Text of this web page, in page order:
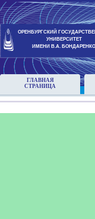
ОРЕНБУРГСКИЙ
УНИВЕРСИТЕТ
ИМЕНИ В.А. БОНДАРЕНКО
ГЛАВНАЯ
СТРАНИЦА